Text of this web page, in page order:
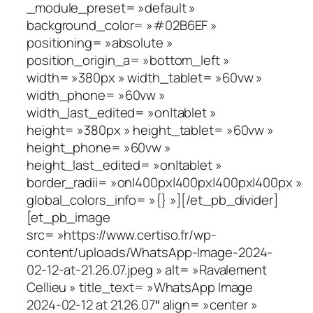
_module_preset= »default »
background_color= »#02B6EF »
positioning= »absolute »
position_origin_a= »bottom_left »
width= »380px » width_tablet= »60vw »
width_phone= »60vw »
width_last_edited= »on|tablet »
height= »380px » height_tablet= »60vw »
height_phone= »60vw »
height_last_edited= »on|tablet »
border_radii= »on|400px|400px|400px|400px »
global_colors_info= »{} »][/et_pb_divider]
[et_pb_image
src= »https://www.certiso.fr/wp-
content/uploads/WhatsApp-Image-2024-
02-12-at-21.26.07.jpeg » alt= »Ravalement
Cellieu » title_text= »WhatsApp Image
2024-02-12 at 21.26.07″ align= »center »